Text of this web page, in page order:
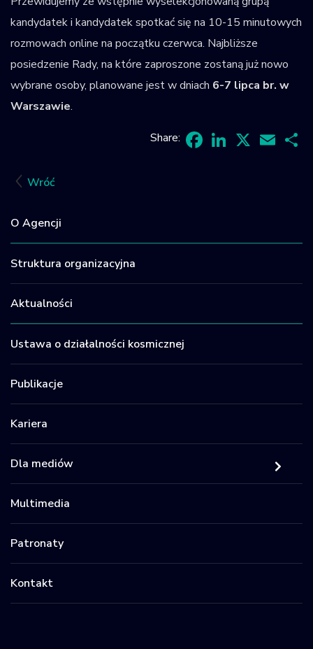
Wróć
O Agencji
Struktura organizacyjna
Aktualności
Ustawa o działalności kosmicznej
Publikacje
Kariera
Dla mediów
Multimedia
Patronaty
Kontakt
kandydatek i kandydatek spotkać się na 10-15 minutowych
rozmowach online na początku czerwca. Najbliższe
posiedzenie Rady, na które zaproszone zostaną już nowo
wybrane osoby, planowane jest w dniach 6-7 lipca br. w
Warszawie.
Share: